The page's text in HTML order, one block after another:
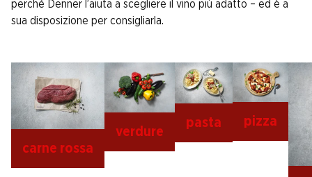
perché Denner l’aiuta a scegliere il vino più adatto – ed è a
sua disposizione per consigliarla.
carne rossa
verdure
pasta pizza